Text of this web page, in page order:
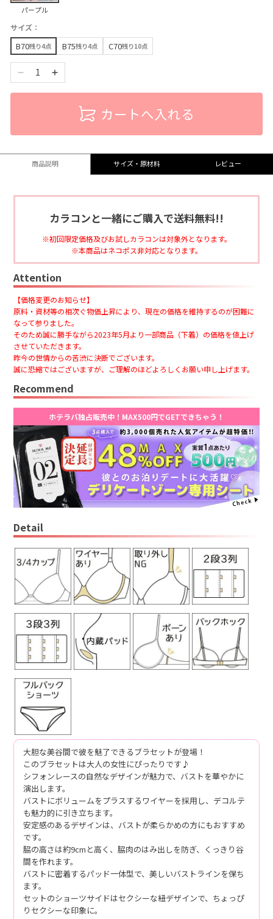
パープル
サイズ：
B70残り4点 B75残り4点 C70残り10点
1
カートへ入れる
商品説明 サイズ・原材料 レビュー
カラコンと一緒にご購入で送料無料!!
初回限定価格及びお試しカラコンは対象外となります。
本商品はネコポス非対応となります。
Attention
【価格変更のお知らせ】
原料・資材等の相次ぐ物価上昇により、現在の価格を維持するのが困難に
なって参りました。
そのため誠に勝手ながら2023年5月より一部商品（下着）の価格を値上げ
させていただきます。
昨今の世情からの苦渋に決断でございます。
誠に恐縮ではございますが、ご理解のほどよろしくお願い申し上げます。
Recommend
ホテラバ独占販売中！MAX500円でGETできちゃう！
Detail
大胆な美谷間で彼を魅了できるブラセットが登場！
このブラセットは大人の女性にぴったりです♪
シフォンレースの自然なデザインが魅力で、バストを華やかに
演出します。
バストにボリュームをプラスするワイヤーを採用し、デコルテ
も魅力的に引き立ちます。
安定感のあるデザインは、バストが柔らかめの方にもおすすめ
です。
脇の高さは約9cmと高く、脇肉のはみ出しを防ぎ、くっきり谷
間を作れます。
バストに密着するパッド一体型で、美しいバストラインを保ち
ます。
セットのショーツサイドはセクシーな紐デザインで、ちょっぴ
りセクシーな印象に。